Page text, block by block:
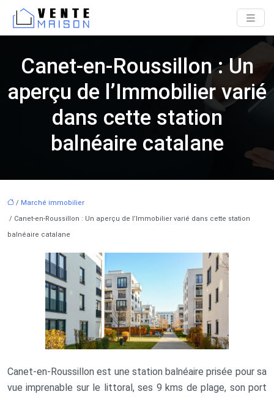
Canet-en-Roussillon : Un
aperçu de l’Immobilier varié
dans cette station
balnéaire catalane
/ Marché immobilier
/ Canet-en-Roussillon : Un aperçu de l’Immobilier varié dans cette station
balnéaire catalane
Canet-en-Roussillon est une station balnéaire prisée pour sa
vue imprenable sur le littoral, ses 9 kms de plage, son port